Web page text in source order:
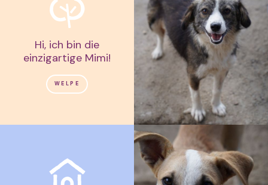
Hi, ich bin die
einzigartige Mimi!
WELPE